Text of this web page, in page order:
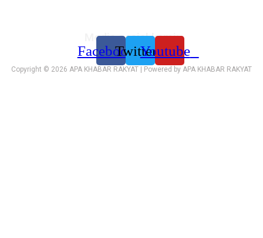
Media sosial kami:
FacebookTwitterYoutube
Copyright © 2026 APA KHABAR RAKYAT | Powered by APA KHABAR RAKYAT